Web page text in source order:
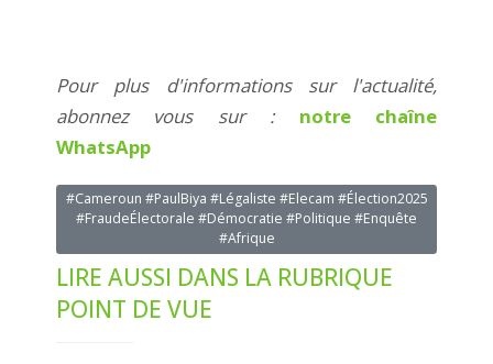
Pour plus d'informations sur l'actualité,
abonnez vous sur : notre chaîne
WhatsApp
#Cameroun #PaulBiya #Légaliste #Elecam #Élection2025
#FraudeÉlectorale #Démocratie #Politique #Enquête
#Afrique
LIRE AUSSI DANS LA RUBRIQUE
POINT DE VUE